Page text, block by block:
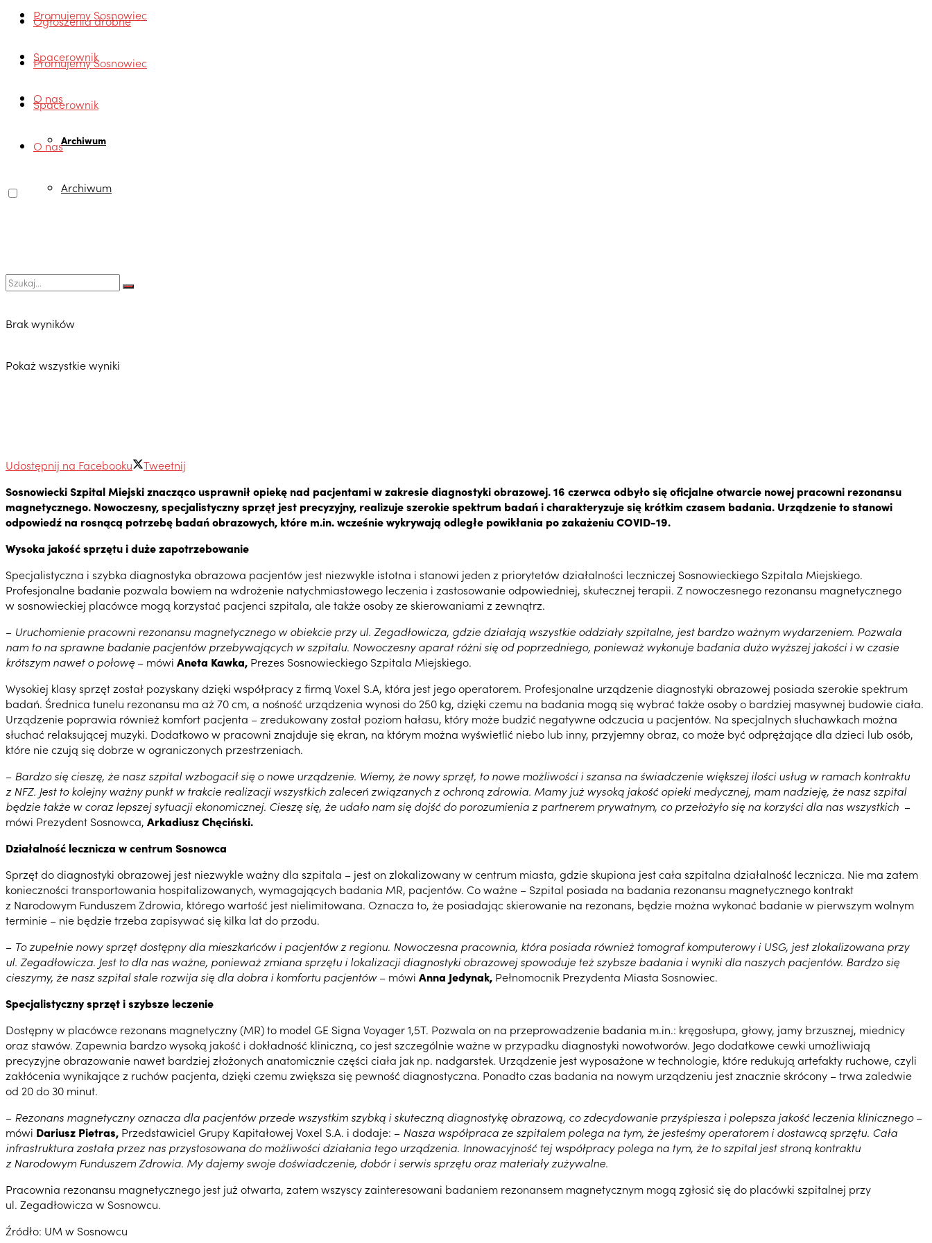
Promujemy Sosnowiec
Spacerownik
O nas
Archiwum
Ogłoszenia drobne
Promujemy Sosnowiec
Spacerownik
O nas
Archiwum
Brak wyników
Pokaż wszystkie wyniki
Udostępnij na Facebooku
Tweetnij
Sosnowiecki Szpital Miejski znacząco usprawnił opiekę nad pacjentami w zakresie diagnostyki obrazowej. 16 czerwca odbyło się oficjalne otwarcie nowej pracowni rezonansu
magnetycznego. Nowoczesny, specjalistyczny sprzęt jest precyzyjny, realizuje szerokie spektrum badań i charakteryzuje się krótkim czasem badania. Urządzenie to stanowi
odpowiedź na rosnącą potrzebę badań obrazowych, które m.in. wcześnie wykrywają odległe powikłania po zakażeniu COVID-19.
Wysoka jakość sprzętu i duże zapotrzebowanie
Specjalistyczna i szybka diagnostyka obrazowa pacjentów jest niezwykle istotna i stanowi jeden z priorytetów działalności leczniczej Sosnowieckiego Szpitala Miejskiego.
Profesjonalne badanie pozwala bowiem na wdrożenie natychmiastowego leczenia i zastosowanie odpowiedniej, skutecznej terapii. Z nowoczesnego rezonansu magnetycznego
w sosnowieckiej placówce mogą korzystać pacjenci szpitala, ale także osoby ze skierowaniami z zewnątrz.
– Uruchomienie pracowni rezonansu magnetycznego w obiekcie przy ul. Zegadłowicza, gdzie działają wszystkie oddziały szpitalne, jest bardzo ważnym wydarzeniem. Pozwala
nam to na sprawne badanie pacjentów przebywających w szpitalu. Nowoczesny aparat różni się od poprzedniego, ponieważ wykonuje badania dużo wyższej jakości i w czasie
krótszym nawet o połowę – mówi Aneta Kawka, Prezes Sosnowieckiego Szpitala Miejskiego.
Wysokiej klasy sprzęt został pozyskany dzięki współpracy z firmą Voxel S.A, która jest jego operatorem. Profesjonalne urządzenie diagnostyki obrazowej posiada szerokie spektrum
badań. Średnica tunelu rezonansu ma aż 70 cm, a nośność urządzenia wynosi do 250 kg, dzięki czemu na badania mogą się wybrać także osoby o bardziej masywnej budowie ciała.
Urządzenie poprawia również komfort pacjenta – zredukowany został poziom hałasu, który może budzić negatywne odczucia u pacjentów. Na specjalnych słuchawkach można
słuchać relaksującej muzyki. Dodatkowo w pracowni znajduje się ekran, na którym można wyświetlić niebo lub inny, przyjemny obraz, co może być odprężające dla dzieci lub osób,
które nie czują się dobrze w ograniczonych przestrzeniach.
– Bardzo się cieszę, że nasz szpital wzbogacił się o nowe urządzenie. Wiemy, że nowy sprzęt, to nowe możliwości i szansa na świadczenie większej ilości usług w ramach kontraktu
z NFZ. Jest to kolejny ważny punkt w trakcie realizacji wszystkich zaleceń związanych z ochroną zdrowia. Mamy już wysoką jakość opieki medycznej, mam nadzieję, że nasz szpital
będzie także w coraz lepszej sytuacji ekonomicznej. Cieszę się, że udało nam się dojść do porozumienia z partnerem prywatnym, co przełożyło się na korzyści dla nas wszystkich –
mówi Prezydent Sosnowca, Arkadiusz Chęciński.
Działalność lecznicza w centrum Sosnowca
Sprzęt do diagnostyki obrazowej jest niezwykle ważny dla szpitala – jest on zlokalizowany w centrum miasta, gdzie skupiona jest cała szpitalna działalność lecznicza. Nie ma zatem
konieczności transportowania hospitalizowanych, wymagających badania MR, pacjentów. Co ważne – Szpital posiada na badania rezonansu magnetycznego kontrakt
z Narodowym Funduszem Zdrowia, którego wartość jest nielimitowana. Oznacza to, że posiadając skierowanie na rezonans, będzie można wykonać badanie w pierwszym wolnym
terminie – nie będzie trzeba zapisywać się kilka lat do przodu.
– To zupełnie nowy sprzęt dostępny dla mieszkańców i pacjentów z regionu. Nowoczesna pracownia, która posiada również tomograf komputerowy i USG, jest zlokalizowana przy
ul. Zegadłowicza. Jest to dla nas ważne, ponieważ zmiana sprzętu i lokalizacji diagnostyki obrazowej spowoduje też szybsze badania i wyniki dla naszych pacjentów. Bardzo się
cieszymy, że nasz szpital stale rozwija się dla dobra i komfortu pacjentów– mówi Anna Jedynak, Pełnomocnik Prezydenta Miasta Sosnowiec.
Specjalistyczny sprzęt i szybsze leczenie
Dostępny w placówce rezonans magnetyczny (MR) to model GE Signa Voyager 1,5T. Pozwala on na przeprowadzenie badania m.in.: kręgosłupa, głowy, jamy brzusznej, miednicy
oraz stawów. Zapewnia bardzo wysoką jakość i dokładność kliniczną, co jest szczególnie ważne w przypadku diagnostyki nowotworów. Jego dodatkowe cewki umożliwiają
precyzyjne obrazowanie nawet bardziej złożonych anatomicznie części ciała jak np. nadgarstek. Urządzenie jest wyposażone w technologie, które redukują artefakty ruchowe, czyli
zakłócenia wynikające z ruchów pacjenta, dzięki czemu zwiększa się pewność diagnostyczna. Ponadto czas badania na nowym urządzeniu jest znacznie skrócony – trwa zaledwie
od 20 do 30 minut.
– Rezonans magnetyczny oznacza dla pacjentów przede wszystkim szybką i skuteczną diagnostykę obrazową, co zdecydowanie przyśpiesza i polepsza jakość leczenia klinicznego–
mówi Dariusz Pietras, Przedstawiciel Grupy Kapitałowej Voxel S.A. i dodaje: – Nasza współpraca ze szpitalem polega na tym, że jesteśmy operatorem i dostawcą sprzętu. Cała
infrastruktura została przez nas przystosowana do możliwości działania tego urządzenia. Innowacyjność tej współpracy polega na tym, że to szpital jest stroną kontraktu
z Narodowym Funduszem Zdrowia. My dajemy swoje doświadczenie, dobór i serwis sprzętu oraz materiały zużywalne.
Pracownia rezonansu magnetycznego jest już otwarta, zatem wszyscy zainteresowani badaniem rezonansem magnetycznym mogą zgłosić się do placówki szpitalnej przy
ul. Zegadłowicza w Sosnowcu.
Źródło: UM w Sosnowcu